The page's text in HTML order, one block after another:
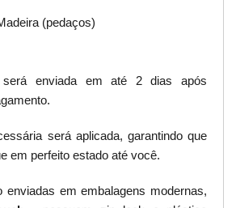
(pedaços)
será enviada em até 2 dias após
será aplicada, garantindo que
em perfeito estado até você.
enviadas em embalagens modernas,